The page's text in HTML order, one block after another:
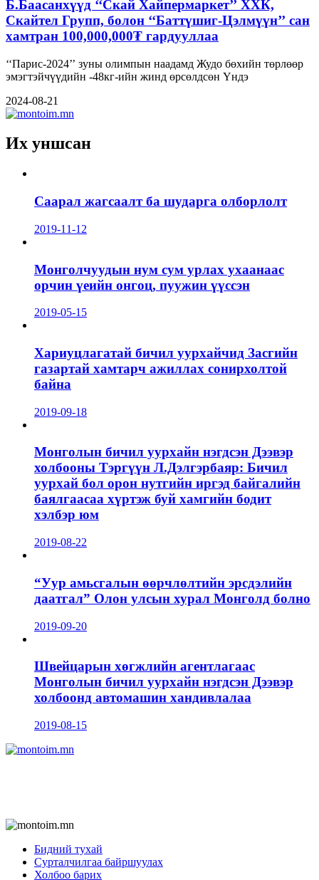
Б.Баасанхүүд ‘‘Скай Хайпермаркет’’ ХХК,
Скайтел Групп, болон ‘‘Баттүшиг-Цэлмүүн’’ сан
хамтран 100,000,000₮ гардууллаа
‘‘Парис-2024’’ зуны олимпын наадамд Жудо бөхийн төрлөөр
эмэгтэйчүүдийн -48кг-ийн жинд өрсөлдсөн Үндэ
2024-08-21
Их уншсан
Саарал жагсаалт ба шударга олборлолт
2019-11-12
Монголчуудын нум сум урлах ухаанаас
орчин үеийн онгоц, пуужин үүссэн
2019-05-15
Хариуцлагатай бичил уурхайчид Засгийн
газартай хамтарч ажиллах сонирхолтой
байна
2019-09-18
Монголын бичил уурхайн нэгдсэн Дээвэр
холбооны Тэргүүн Л.Дэлгэрбаяр: Бичил
уурхай бол орон нутгийн иргэд байгалийн
баялгаасаа хүртэж буй хамгийн бодит
хэлбэр юм
2019-08-22
“Уур амьсгалын өөрчлөлтийн эрсдэлийн
даатгал” Олон улсын хурал Монголд болно
2019-09-20
Швейцарын хөгжлийн агентлагаас
Монголын бичил уурхайн нэгдсэн Дээвэр
холбоонд автомашин хандивлалаа
2019-08-15
Бидний тухай
Сурталчилгаа байршуулах
Холбоо барих